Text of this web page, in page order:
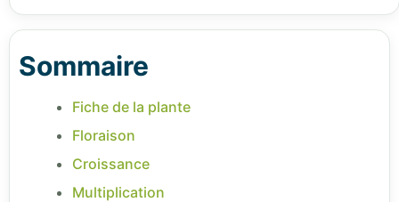
Sommaire
Fiche de la plante
Floraison
Croissance
Multiplication